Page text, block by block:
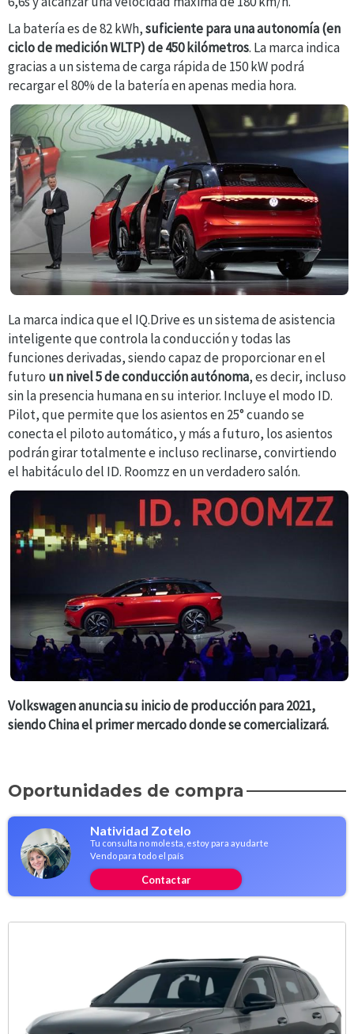
La batería es de 82 kWh,suficiente para una autonomía (en
ciclo de medición WLTP) de 450 kilómetros. La marca indica
gracias a un sistema de carga rápida de 150 kW podrá
recargar el 80% de la batería en apenas media hora.
La marca indica que el IQ.Drive es un sistema de asistencia
inteligente que controla la conducción y todas las
funciones derivadas, siendo capaz de proporcionar en el
futuro un nivel 5 de conducción autónoma, es decir, incluso
sin la presencia humana en su interior. Incluye el modo ID.
Pilot, que permite que los asientos en 25° cuando se
conecta el piloto automático, y más a futuro, los asientos
podrán girar totalmente e incluso reclinarse, convirtiendo
el habitáculo del ID. Roomzz en un verdadero salón.
Volkswagen anuncia su inicio de producción para 2021,
siendo China el primer mercado donde se comercializará.
Oportunidades de compra
Natividad Zotelo
Tu consulta no molesta, estoy para ayudarte
Vendo para todo el país
Contactar